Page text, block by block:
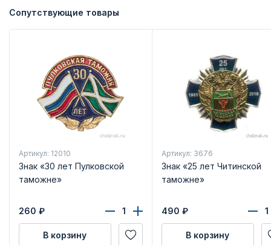
Сопутствующие товары
Артикул: 12010
Знак «30 лет Пулковской
таможне»
260 ₽
В корзину
Артикул: 3676
Знак «25 лет Читинской
таможне»
490 ₽
В корзину